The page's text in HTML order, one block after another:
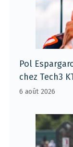
Pol
chez Tech3
6 août 2026